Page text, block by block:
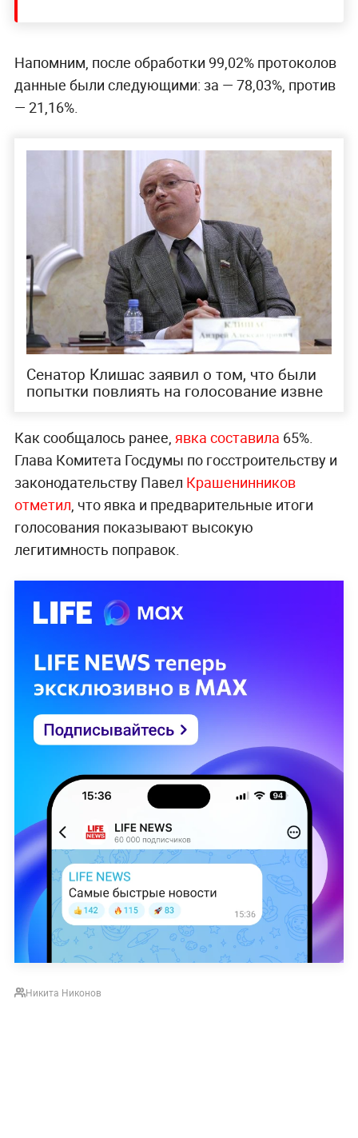
Напомним, после обработки 99,02% протоколов
данные были следующими: за — 78,03%, против
— 21,16%.
Сенатор Клишас заявил о том, что были
попытки повлиять на голосование извне
Как сообщалось ранее, явка составила 65%.
Глава Комитета Госдумы по госстроительству и
законодательству Павел Крашенинников
отметил, что явка и предварительные итоги
голосования показывают высокую
легитимность поправок.
Никита Никонов